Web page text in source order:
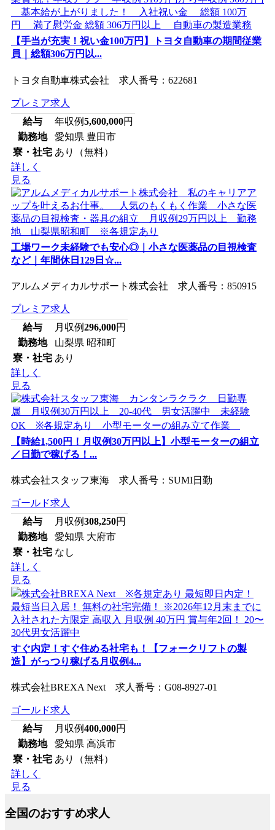
【手当が充実！祝い金100万円】トヨタ自動車の期間従業
員｜総額306万円以...
トヨタ自動車株式会社 求人番号：622681
プレミア求人
給与
年収例5,600,000円
勤務地
愛知県 豊田市
寮・社宅 あり（無料）
詳しく
見る
工場ワーク未経験でも安心◎｜小さな医薬品の目視検査
など｜年間休日129日☆...
アルムメディカルサポート株式会社 求人番号：850915
プレミア求人
給与
月収例296,000円
勤務地
山梨県 昭和町
寮・社宅 あり
詳しく
見る
【時給1,500円！月収例30万円以上】小型モーターの組立
／日勤で稼げる！...
株式会社スタッフ東海 求人番号：SUMI日勤
ゴールド求人
給与
月収例308,250円
勤務地
愛知県 大府市
寮・社宅 なし
詳しく
見る
すぐ内定！すぐ住める社宅も！【フォークリフトの製
造】がっつり稼げる月収例4...
株式会社BREXA Next 求人番号：G08-8927-01
ゴールド求人
給与
月収例400,000円
勤務地
愛知県 高浜市
寮・社宅 あり（無料）
詳しく
見る
全国のおすすめ求人